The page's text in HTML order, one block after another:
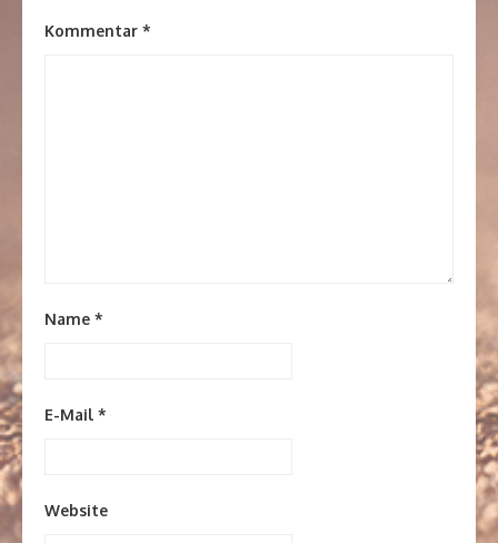
Kommentar *
Name *
E-Mail *
Website